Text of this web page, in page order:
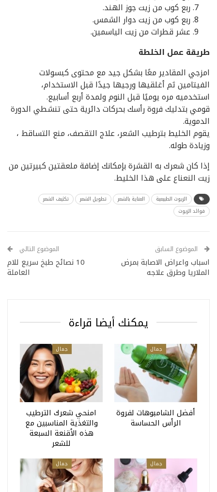
ربع كوب من زيت جوز الهند.
ربع كوب من زيت دوار الشمس.
عشر قطرات من زيت الياسمين.
طريقة عمل الخلطة
امزجي المقادير معًا بشكل جيد مع محتوى كبسولات
الفيتامين ثم أغلقيها ورجيها جيدًا قبل الاستخدام،
استخدميه مره يوميًا قبل النوم ولمدة أربع أسابيع.
قومي بتدليك فروة رأسك بحركات دائرية حتى تنشطي الدورة
الدموية.
يقوم الخليط بترطيب الشعر، علاج التقصف، منع التساقط ،
وزيادة طوله.
إذا كان شعرك به القشرة بإمكانك إضافة ملعقتين كبيرتين من
زيت النعناع على هذا الخليط.
الزيوت الطبيعية العناية بالشعر تطويل الشعر
تكثيف الشعر
فوائد الزيوت
الموضوع السابق
اسباب واعراض الاصابة بمرض
الملاريا وطرق علاجه
الموضوع التالي
10 نصائح طبخ سريع للام
العاملة
يمكنك أيضا قراءة
جمال
أفضل الشامبوهات لفروة
الرأس الحساسة
جمال
امنحي شعرك الترطيب
والتغذية المناسبين مع
هذه الأقنعة السبعة
للشعر
جمال جمال